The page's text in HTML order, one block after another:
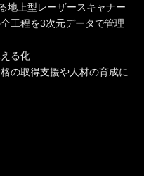
地上型レーザースキャナー
工程を3次元データで管理
る化
の取得支援や人材の育成に